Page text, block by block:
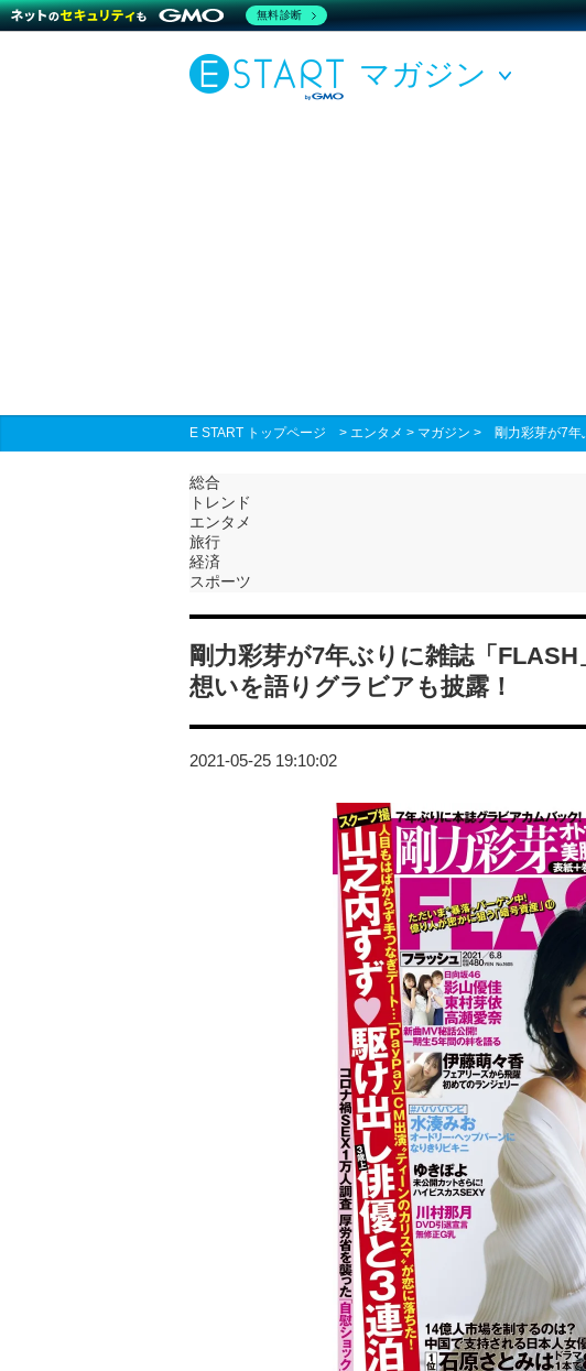
マガジン
E START トップページ > エンタメ > マガジン > 剛力彩芽が7
総合
トレンド
エンタメ
旅行
経済
スポーツ
剛力彩芽が7年ぶりに雑誌「
想いを語りグラビアも披露！
2021-05-25 19:10:02
無料診断